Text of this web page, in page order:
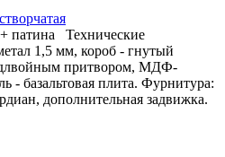
патина Технические
1,5 мм, короб - гнутый
длвойным притвором, МДФ-
- базальтовая плита. Фурнитура:
дополнительная задвижка.